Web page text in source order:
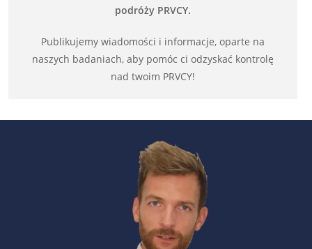
podróży PRVCY.
Publikujemy wiadomości i informacje, oparte na
naszych badaniach, aby pomóc ci odzyskać kontrolę
nad twoim PRVCY!